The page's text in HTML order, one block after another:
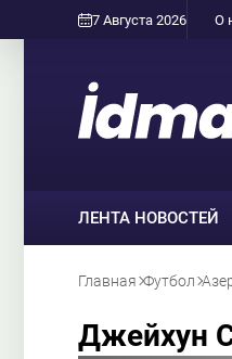
7 Августа 2026 О
ЛЕНТА НОВОСТЕЙ
Главная Футбол
Джейхун